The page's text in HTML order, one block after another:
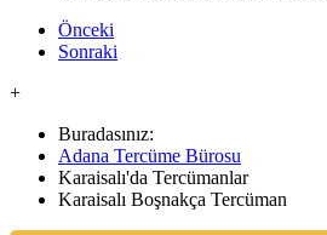
Önceki
Sonraki
+
Buradasınız:
Adana Tercüme Bürosu
Karaisalı'da Tercümanlar
Karaisalı Boşnakça Tercüman